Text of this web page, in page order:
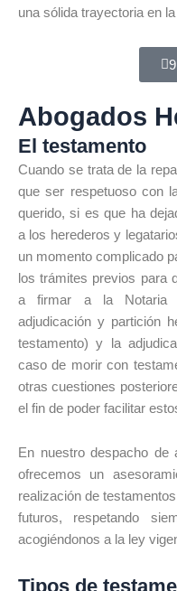
una sólida trayectoria en
Abogados
El testamento
Cuando se trata de la
que ser respetuoso con
querido, si es que ha
a los herederos y
un momento complicado
los trámites previos para
a firmar a la Notaria
adjudicación y partición
testamento) y la
caso de morir con
otras cuestiones
el fin de poder facilitar
En nuestro despacho de
ofrecemos un
realización de
futuros, respetando
acogiéndonos a la ley
Tipos de